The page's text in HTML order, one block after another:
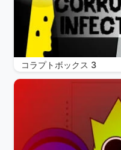
コラプトボックス 3